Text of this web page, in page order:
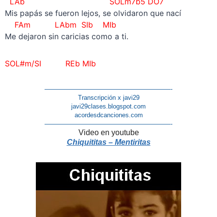
Mis papás se fueron lejos, se olvidaron que nací
FAm
LAbm SIb MIb
Me dejaron sin caricias como a ti.
SOL#m/SI REb MIb
————————————————————-
Transcripción x javi29
javi29clases.blogspot.com
acordesdcanciones.com
————————————————————-
Video en youtube
Chiquititas – Mentiritas